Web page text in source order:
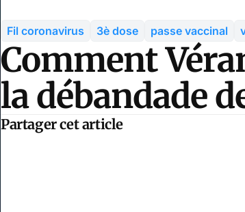
Fil coronavirus 3è dose passe vaccinal
Comment
la débandade
Partager cet article